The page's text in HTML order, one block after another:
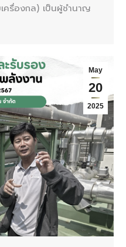
ครื่องกล) เป็นผู้ชำนาญ
May
20
2025